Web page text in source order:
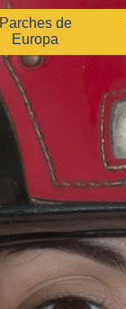
Parches de
Europa